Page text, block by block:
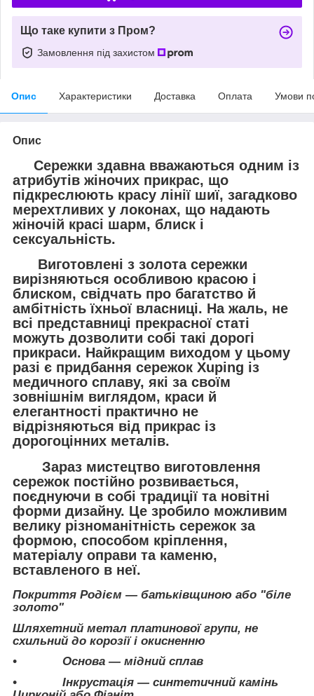
Що таке купити з Пром?
Замовлення під захистом
Опис Характеристики Доставка Оплата Умови
Опис
Сережки здавна вважаються одним із
атрибутів жіночих прикрас, що
підкреслюють красу лінії шиї, загадково
мерехтливих у локонах, що надають
жіночій красі шарм, блиск і
сексуальність.
Виготовлені з золота сережки
вирізняються особливою красою і
блиском, свідчать про багатство й
амбітність їхньої власниці. На жаль, не
всі представниці прекрасної статі
можуть дозволити собі такі дорогі
прикраси. Найкращим виходом у цьому
разі є придбання сережок Xuping із
медичного сплаву, які за своїм
зовнішнім виглядом, краси й
елегантності практично не
відрізняються від прикрас із
дорогоцінних металів.
Зараз мистецтво виготовлення
сережок постійно розвивається,
поєднуючи в собі традиції та новітні
форми дизайну. Це зробило можливим
велику різноманітність сережок за
формою, способом кріплення,
матеріалу оправи та каменю,
вставленого в неї.
Покриття Родієм — батьківщиною або "біле
золото"
Шляхетний метал платинової групи, не
схильний до корозії і окисненню
• Основа — мідний сплав
• Інкрустація — синтетичний камінь